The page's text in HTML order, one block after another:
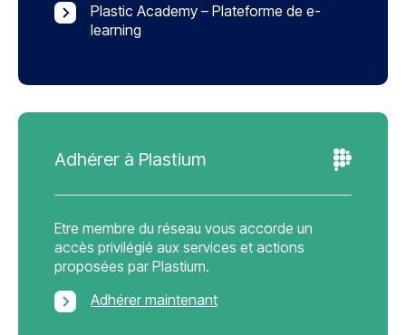
Plastic Academy – Plateforme de e-
learning
Adhérer à Plastium
Etre membre du réseau vous accorde un
accès privilégié aux services et actions
proposées par Plastium.
Adhérer maintenant